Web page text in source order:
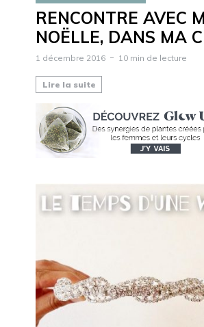
RENCONTRE AVEC
NOËLLE, DANS MA
1 décembre 2016 10 min de lecture
Lire la suite